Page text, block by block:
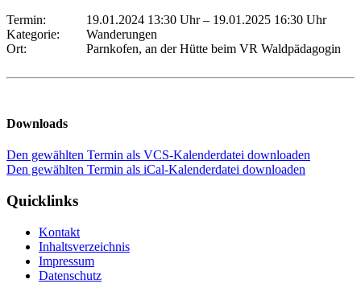
Termin:
19.01.2024 13:30 Uhr– 19.01.2025 16:30 Uhr
Kategorie:
Wanderungen
Ort:
Parnkofen, an der Hütte beim VR Waldpädagogin
Downloads
Den gewählten Termin als VCS-Kalenderdatei downloaden
Den gewählten Termin als iCal-Kalenderdatei downloaden
Quicklinks
Kontakt
Inhaltsverzeichnis
Impressum
Datenschutz